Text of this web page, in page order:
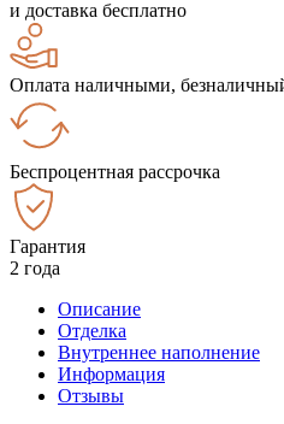
и доставка бесплатно
Оплата наличными,
Беспроцентная рассрочка
Гарантия
2 года
Описание
Отделка
Внутреннее наполнение
Информация
Отзывы